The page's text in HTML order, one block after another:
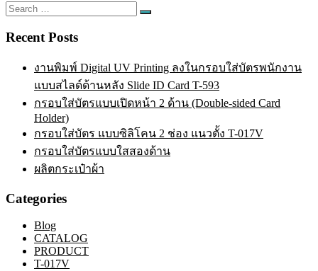
Search
for:
Search
Recent Posts
งานพิมพ์ Digital UV Printing ลงในกรอบใส่บัตรพนักงาน
แบบสไลด์ด้านหลัง Slide ID Card T-593
กรอบใส่บัตรแบบเปิดหน้า 2 ด้าน (Double-sided Card
Holder)
กรอบใส่บัตร แบบซิลิโคน 2 ช่อง แนวตั้ง T-017V
กรอบใส่บัตรแบบใสสองด้าน
ผลิตกระเป๋าผ้า
Categories
Blog
CATALOG
PRODUCT
T-017V